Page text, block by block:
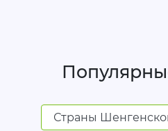
Страны